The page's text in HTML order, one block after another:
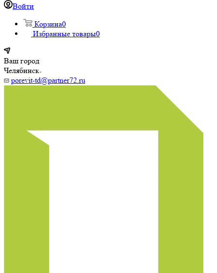
Войти
Корзина0
Избранные товары0
Ваш город
Челябинск
porevit-td@partner72.ru